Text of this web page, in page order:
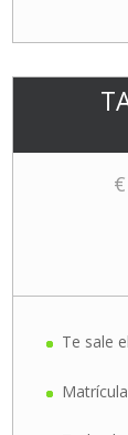
€
Te sale